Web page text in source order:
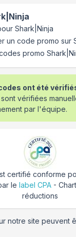
Shark|Ninja
un code promo sur
promo
ont été
vérifiées
par l'équipe.
certifié conforme
le label CPA -
réductions
notre site peuvent